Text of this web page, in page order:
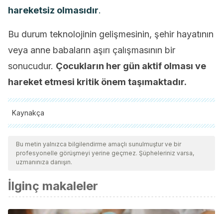
hareketsiz olmasıdır.
Bu durum teknolojinin gelişmesinin, şehir hayatının
veya anne babaların aşırı çalışmasının bir
sonucudur. Çocukların her gün aktif olması ve
hareket etmesi kritik önem taşımaktadır.
Kaynakça
Tüm alıntı yapılan kaynaklar, kalitelerini, güvenilirliklerini,
güncelliklerini ve geçerliliklerini sağlamak için ekibimiz
tarafından derinlemesine incelendi. Bu makalenin bibliyografisi
kabul edildi.
Asociación Española de Pediatría. Mi niño no come. Junio
Bu metin yalnızca bilgilendirme amaçlı sunulmuştur ve bir
profesyonelle görüşmeyi yerine geçmez. Şüpheleriniz varsa,
uzmanınıza danışın.
İlginç makaleler